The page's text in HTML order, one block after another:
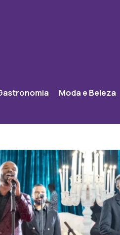
Moda e Beleza